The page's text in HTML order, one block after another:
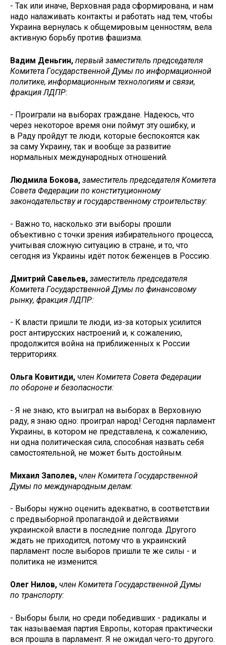
- Так или иначе, Верховная рада сформирована, и нам
надо налаживать контакты и работать над тем, чтобы
Украина вернулась к общемировым ценностям, вела
активную борьбу против фашизма.
Вадим Деньгин, первый заместитель председателя
Комитета Государственной Думы по информационной
политике, информационным технологиям и связи,
фракция ЛДПР:
- Проиграли на выборах граждане. На­деюсь, что
через некоторое время они поймут эту ошибку, и
в Раду пройдут те люди, которые беспокоятся как
за саму Украину, так и вообще за развитие
нормальных международных отношений.
Людмила Бокова, заместитель председателя Комитета
Совета Федерации по конституционному
законодательству и государственному строительству:
- Важно то, насколько эти выборы прошли
объективно с точки зрения избирательного процесса,
учитывая сложную ситуацию в стране, и то, что
сегодня из Украины идёт поток беженцев в Россию.
Дмитрий Савельев, заместитель председателя
Комитета Государственной Думы по финансовому
рынку, фракция ЛДПР:
- К власти пришли те люди, из-за которых усилится
рост антирусских настроений и, к сожалению,
продолжится война на приближенных к России
территориях.
Ольга Ковитиди, член Комитета Совета Федерации
по обороне и безопасности:
- Я не знаю, кто выиграл на выборах в Верховную
раду, я знаю одно: проиграл народ! Сегодня парламент
Украины, в котором не представлена, к сожалению,
ни одна политическая сила, способная назвать себя
самостоятельной, не может быть достойным.
Михаил Заполев, член Комитета Государственной
Думы по международным делам:
- Выборы нужно оценить адекватно, в соответствии
с предвыборной пропагандой и действиями
украинской власти в последние полгода. Другого
ждать не приходится, потому что в украинский
парламент после выборов пришли те же силы - и
политика не изменится.
Олег Нилов, член Комитета Государственной Думы
по транспорту:
- Выборы были, но среди победивших - радикалы и
так называемая партия Европы, которая практически
вся прошла в парламент. Я не ожидал чего-то другого.